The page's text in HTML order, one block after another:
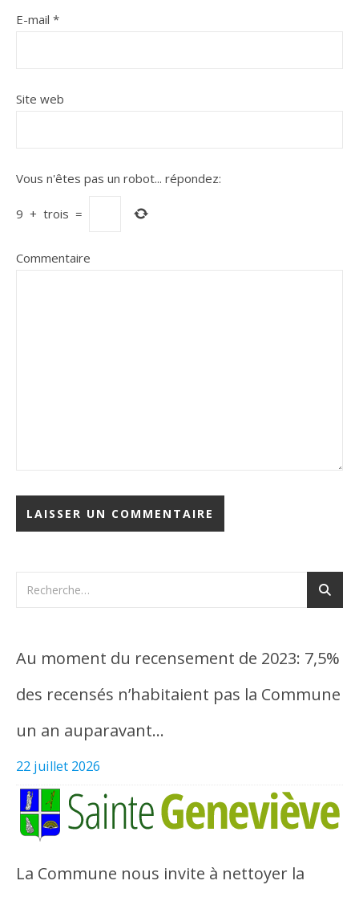
E-mail *
Site web
Vous n'êtes pas un robot... répondez:
9 + trois =
Commentaire
Au moment du recensement de 2023: 7,5%
des recensés n’habitaient pas la Commune
un an auparavant…
22 juillet 2026
La Commune nous invite à nettoyer la